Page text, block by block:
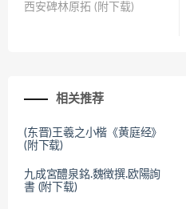
西安碑林原拓 (附下载)
相关推荐
(东晋)王羲之小楷《黄庭经》
(附下载)
九成宮醴泉銘.魏徴撰.欧陽詢
書 (附下载)